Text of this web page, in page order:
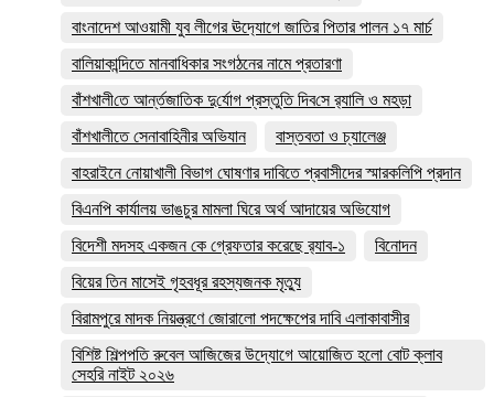
বাংনাদেশ আওয়ামী যুব লীগের ঊদ‍্যোগে জাতির পিতার পালন ১৭ মার্চ
বালিয়াকান্দিতে মানবাধিকার সংগঠনের নামে প্রতারণা
বাঁশখালী‌তে আর্ন্তজা‌তিক দু‌র্যোগ প্রস্তু‌তি দিব‌সে র‌্যালি ও মহড়া
বাঁশখালীতে সেনাবাহিনীর অভিযান
বাস্তবতা ও চ্যালেঞ্জ
বাহরাইনে নোয়াখালী বিভাগ ঘোষণার দাবিতে প্রবাসীদের স্মারকলিপি প্রদান
বিএনপি কার্যালয় ভাঙচুর মামলা ঘিরে অর্থ আদায়ের অভিযোগ
বিদেশী মদসহ একজন কে গ্রেফতার করেছে র‌্যাব-১
বিনোদন
বিয়ের তিন মাসেই গৃহবধূর রহস্যজনক মৃত্যু
বিরামপুরে মাদক নিয়ন্ত্রণে জোরালো পদক্ষেপের দাবি এলাকাবাসীর
বিশিষ্ট শিল্পপতি রুবেল আজিজের উদ্যোগে আয়োজিত হলো বোট ক্লাব
সেহরি নাইট ২০২৬